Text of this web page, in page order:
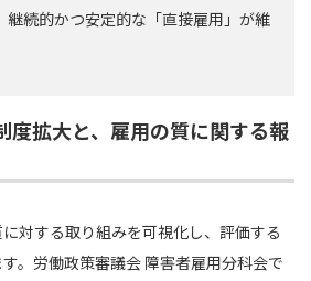
継続的かつ安定的な「直接雇用」が維
度拡大と、雇用の質に関する報
対する取り組みを可視化し、評価する
。労働政策審議会 障害者雇用分科会で